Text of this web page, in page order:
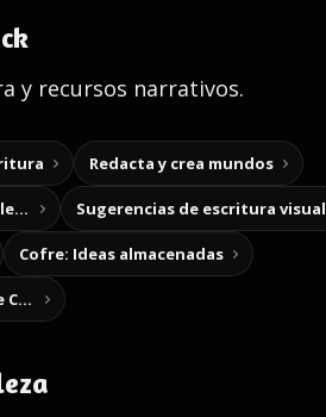
y recursos narrativos.
Redacta y crea mundos
Crea tus propias aventuras de elección Sugerencias de escritura visual
Cofre: Ideas almacenadas
Notas de historia (Extensión de Chrome)